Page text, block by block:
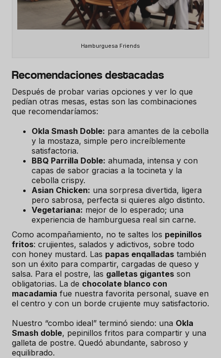
Hamburguesa Friends
Recomendaciones destacadas
Después de probar varias opciones y ver lo que
pedían otras mesas, estas son las combinaciones
que recomendaríamos:
Okla Smash Doble: para amantes de la cebolla
y la mostaza, simple pero increíblemente
satisfactoria.
BBQ Parrilla Doble: ahumada, intensa y con
capas de sabor gracias a la tocineta y la
cebolla crispy.
Asian Chicken: una sorpresa divertida, ligera
pero sabrosa, perfecta si quieres algo distinto.
Vegetariana: mejor de lo esperado; una
experiencia de hamburguesa real sin carne.
Como acompañamiento, no te saltes los pepinillos
fritos: crujientes, salados y adictivos, sobre todo
con honey mustard. Las papas enqalladas también
son un éxito para compartir, cargadas de queso y
salsa. Para el postre, las galletas gigantes son
obligatorias. La de chocolate blanco con
macadamia fue nuestra favorita personal, suave en
el centro y con un borde crujiente muy satisfactorio.
Nuestro “combo ideal” terminó siendo: una Okla
Smash doble, pepinillos fritos para compartir y una
galleta de postre. Quedó abundante, sabroso y
equilibrado.